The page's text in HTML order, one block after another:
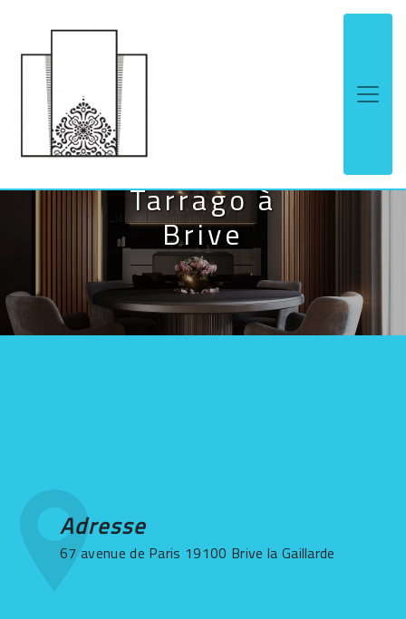
Contact Tapissier
Tarrago à
Brive
Adresse
67 avenue de Paris 19100 Brive la Gaillarde